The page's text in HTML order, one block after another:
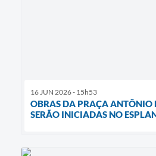
16 JUN 2026 - 15h53
OBRAS DA PRAÇA ANTÔNIO
SERÃO INICIADAS NO